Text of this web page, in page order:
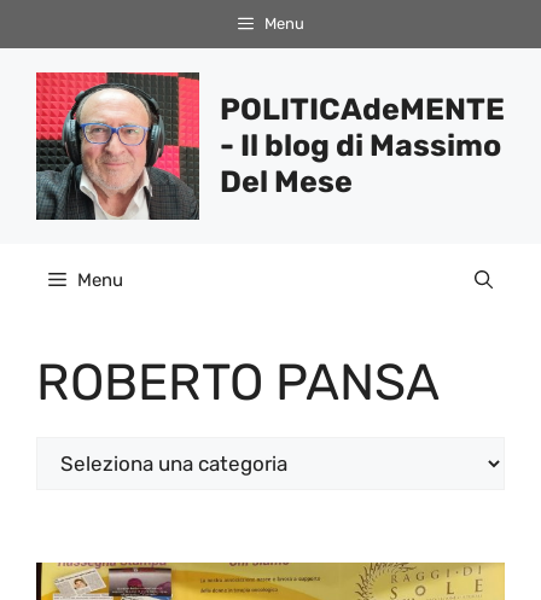
al
contenuto
Menu
POLITICAdeMENTE
- Il blog di Massimo
Del Mese
Menu
ROBERTO PANSA
Categorie